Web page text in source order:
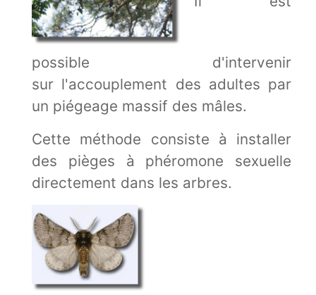
possible d'intervenir
sur l'accouplement des adultes par
un piégeage massif des mâles.
Cette méthode consiste à installer
des pièges à phéromone sexuelle
directement dans les arbres.